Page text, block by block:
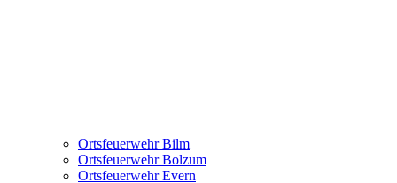
Ortsfeuerwehr Bilm
Ortsfeuerwehr Bolzum
Ortsfeuerwehr Evern